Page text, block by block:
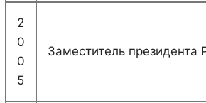
2
0
0
5
Заместитель президента